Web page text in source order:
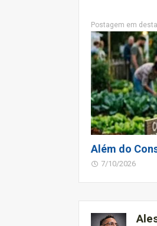
Postagem em
Além do
7/10/2026